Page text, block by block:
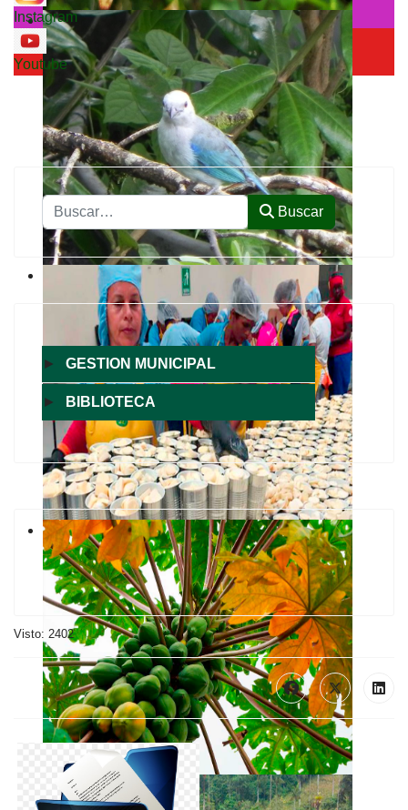
Instagram
Youtube
Buscar Buscar
► GESTION MUNICIPAL
► BIBLIOTECA
Visto: 2402